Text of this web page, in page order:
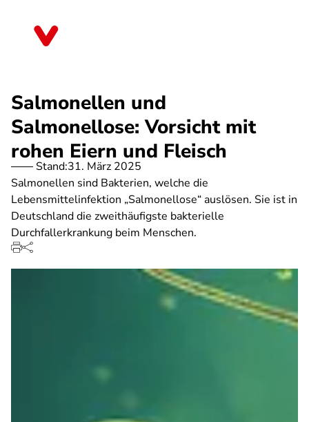
Salmonellen und
Salmonellose: Vorsicht mit
rohen Eiern und Fleisch
Stand:31. März 2025
Salmonellen sind Bakterien, welche die
Lebensmittelinfektion „Salmonellose“ auslösen. Sie ist in
Deutschland die zweithäufigste bakterielle
Durchfallerkrankung beim Menschen.